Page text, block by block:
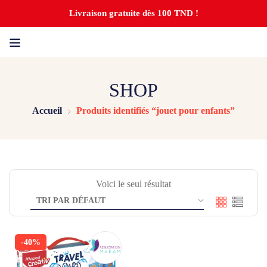
Livraison gratuite dès 100 TND !
SHOP
Accueil Produits identifiés “jouet pour enfants”
Voici le seul résultat
-40%